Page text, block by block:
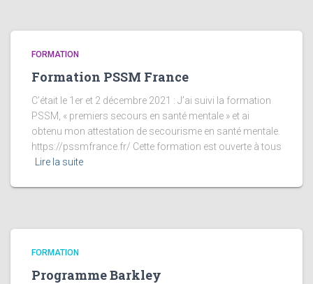
FORMATION
Formation PSSM France
C’était le 1er et 2 décembre 2021 : J’ai suivi la formation
PSSM, « premiers secours en santé mentale » et ai
obtenu mon attestation de secourisme en santé mentale.
https://pssmfrance.fr/ Cette formation est ouverte à tous
Lire la suite
FORMATION
Programme Barkley